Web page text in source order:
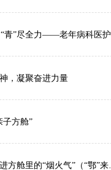
——老年病科医护人员用实际行动谱写动人的青春之歌
，凝聚奋进力量
子方舱”
的“烟火气”（“鄂”来守“沪”系列报道八）